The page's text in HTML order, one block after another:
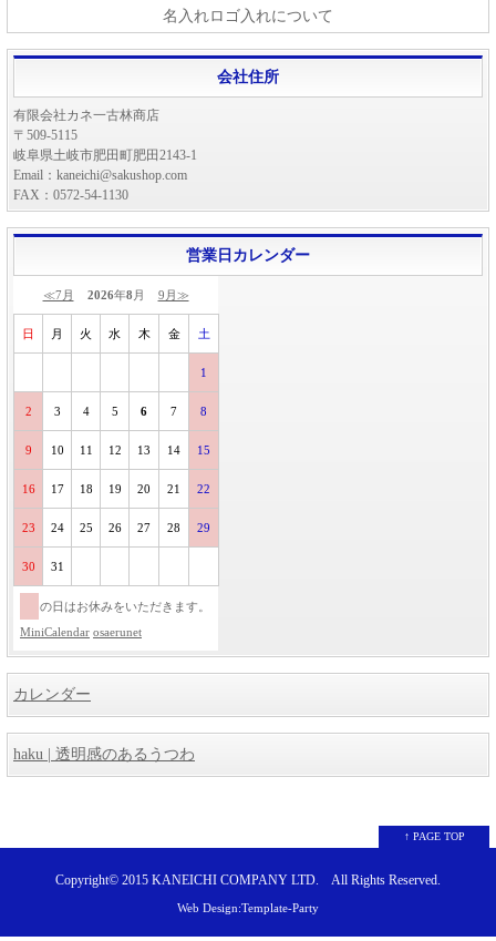
名入れロゴ入れについて
会社住所
有限会社カネ一古林商店
〒509-5115
岐阜県土岐市肥田町肥田2143-1
Email：kaneichi@sakushop.com
FAX：0572-54-1130
営業日カレンダー
≪7月 2026年8 月 9月≫
日 月 火 水 木 金 土
1
2 3 4 5 6 7 8
9 10 11 12 13 14 15
16 17 18 19 20 21 22
23 24 25 26 27 28 29
30 31
の日はお休みをいただきます。
MiniCalendar osaerunet
カレンダー
haku | 透明感のあるうつわ
↑ PAGE TOP
Copyright© 2015 KANEICHI COMPANY LTD. All Rights Reserved.
Web Design:Template-Party